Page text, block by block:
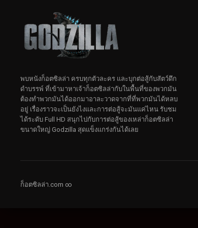
พบหนังก็อตซิลล่า ครบทุกตัวละคร และบุกต่อสู้กับสัตว์ดึก
ดําบรรพ์ ที่เข้ามาหาเจ้าก็อตซิลล่ากับในพื้นที่ของพวกมัน
ต้องทำพวกมันได้ออกมาอาละวาดจากที่ที่พวกมันได้หลบ
อยู่ เรื่องราวจะเป็นยังไงและการต่อสู้จะมันแค่ไหน รับชม
ได้ระดับ Full HD สนุกไปกับการต่อสู้ของเหล่าก็อตซิลล่า
ขนาดใหญ่ Godzilla สุดแข็งแกร่งกันได้เลย
ก็อตซิลล่า.com ∞